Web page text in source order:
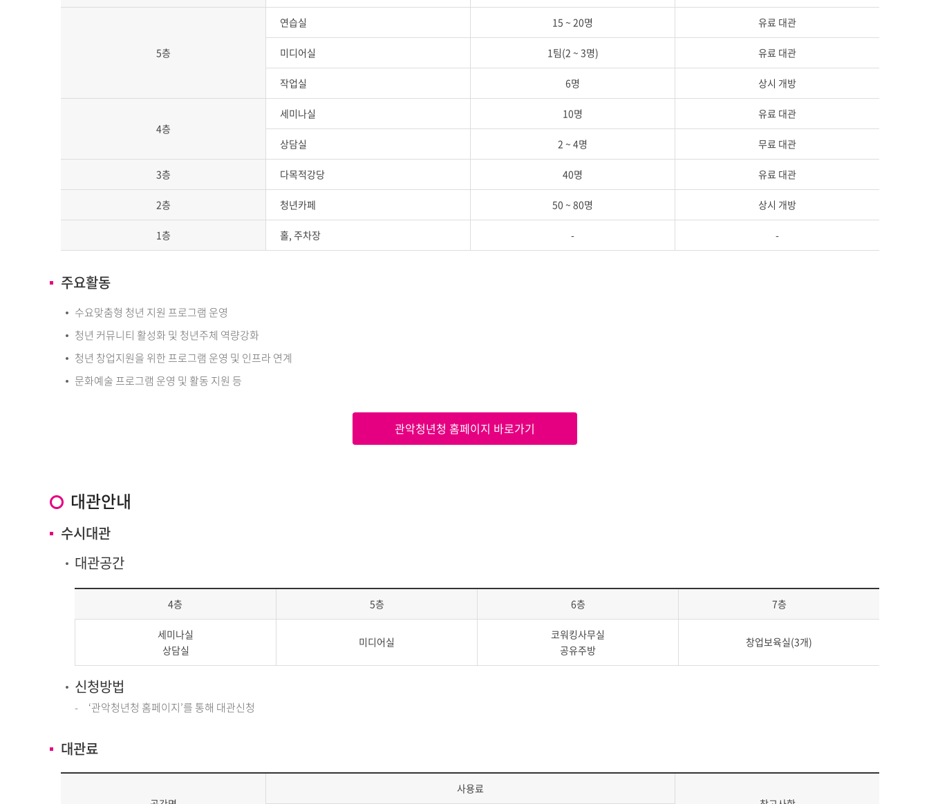
5층
연습실 15 ~ 20명 유료 대관
미디어실 1팀(2 ~ 3명) 유료 대관
작업실 6명 상시 개방
4층
세미나실 10명 유료 대관
상담실 2 ~ 4명 무료 대관
3층 다목적강당 40명 유료 대관
2층 청년카페 50 ~ 80명 상시 개방
1층 홀, 주차장 - -
주요활동
수요맞춤형 청년 지원 프로그램 운영
청년 커뮤니티 활성화 및 청년주체 역량강화
청년 창업지원을 위한 프로그램 운영 및 인프라 연계
문화예술 프로그램 운영 및 활동 지원 등
관악청년청 홈페이지 바로가기
대관안내
수시대관
대관공간
4층 5층 6층 7층
세미나실
상담실
미디어실
코워킹사무실
공유주방
창업보육실(3개)
신청방법
‘관악청년청 홈페이지’를 통해 대관신청
대관료
사용료